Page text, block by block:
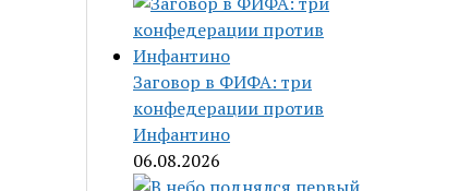
Заговор в ФИФА: три
конфедерации против
Инфантино
06.08.2026